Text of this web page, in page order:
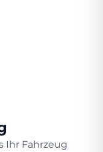
Ihr Fahrzeug